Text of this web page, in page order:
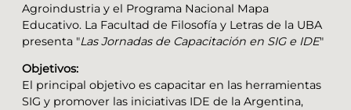
Agroindustria y el Programa Nacional Mapa
Educativo. La Facultad de Filosofía y Letras de la UBA
presenta "Las Jornadas de Capacitación en SIG e IDE"
Objetivos:
El principal objetivo es capacitar en las herramientas
SIG y promover las iniciativas IDE de la Argentina,